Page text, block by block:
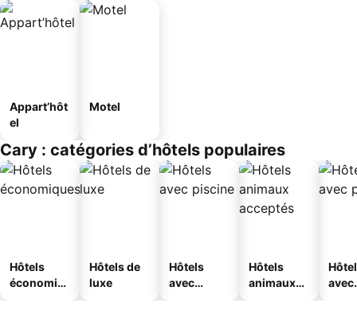
Appart’hôt
el
Motel
Cary : catégories d’hôtels populaires
Hôtels
économiq
Hôtels de
luxe
Hôtels
avec
Hôtels
animaux
avec